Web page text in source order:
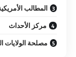
المطالب
مركز الأحداث
مصلحة الولايات